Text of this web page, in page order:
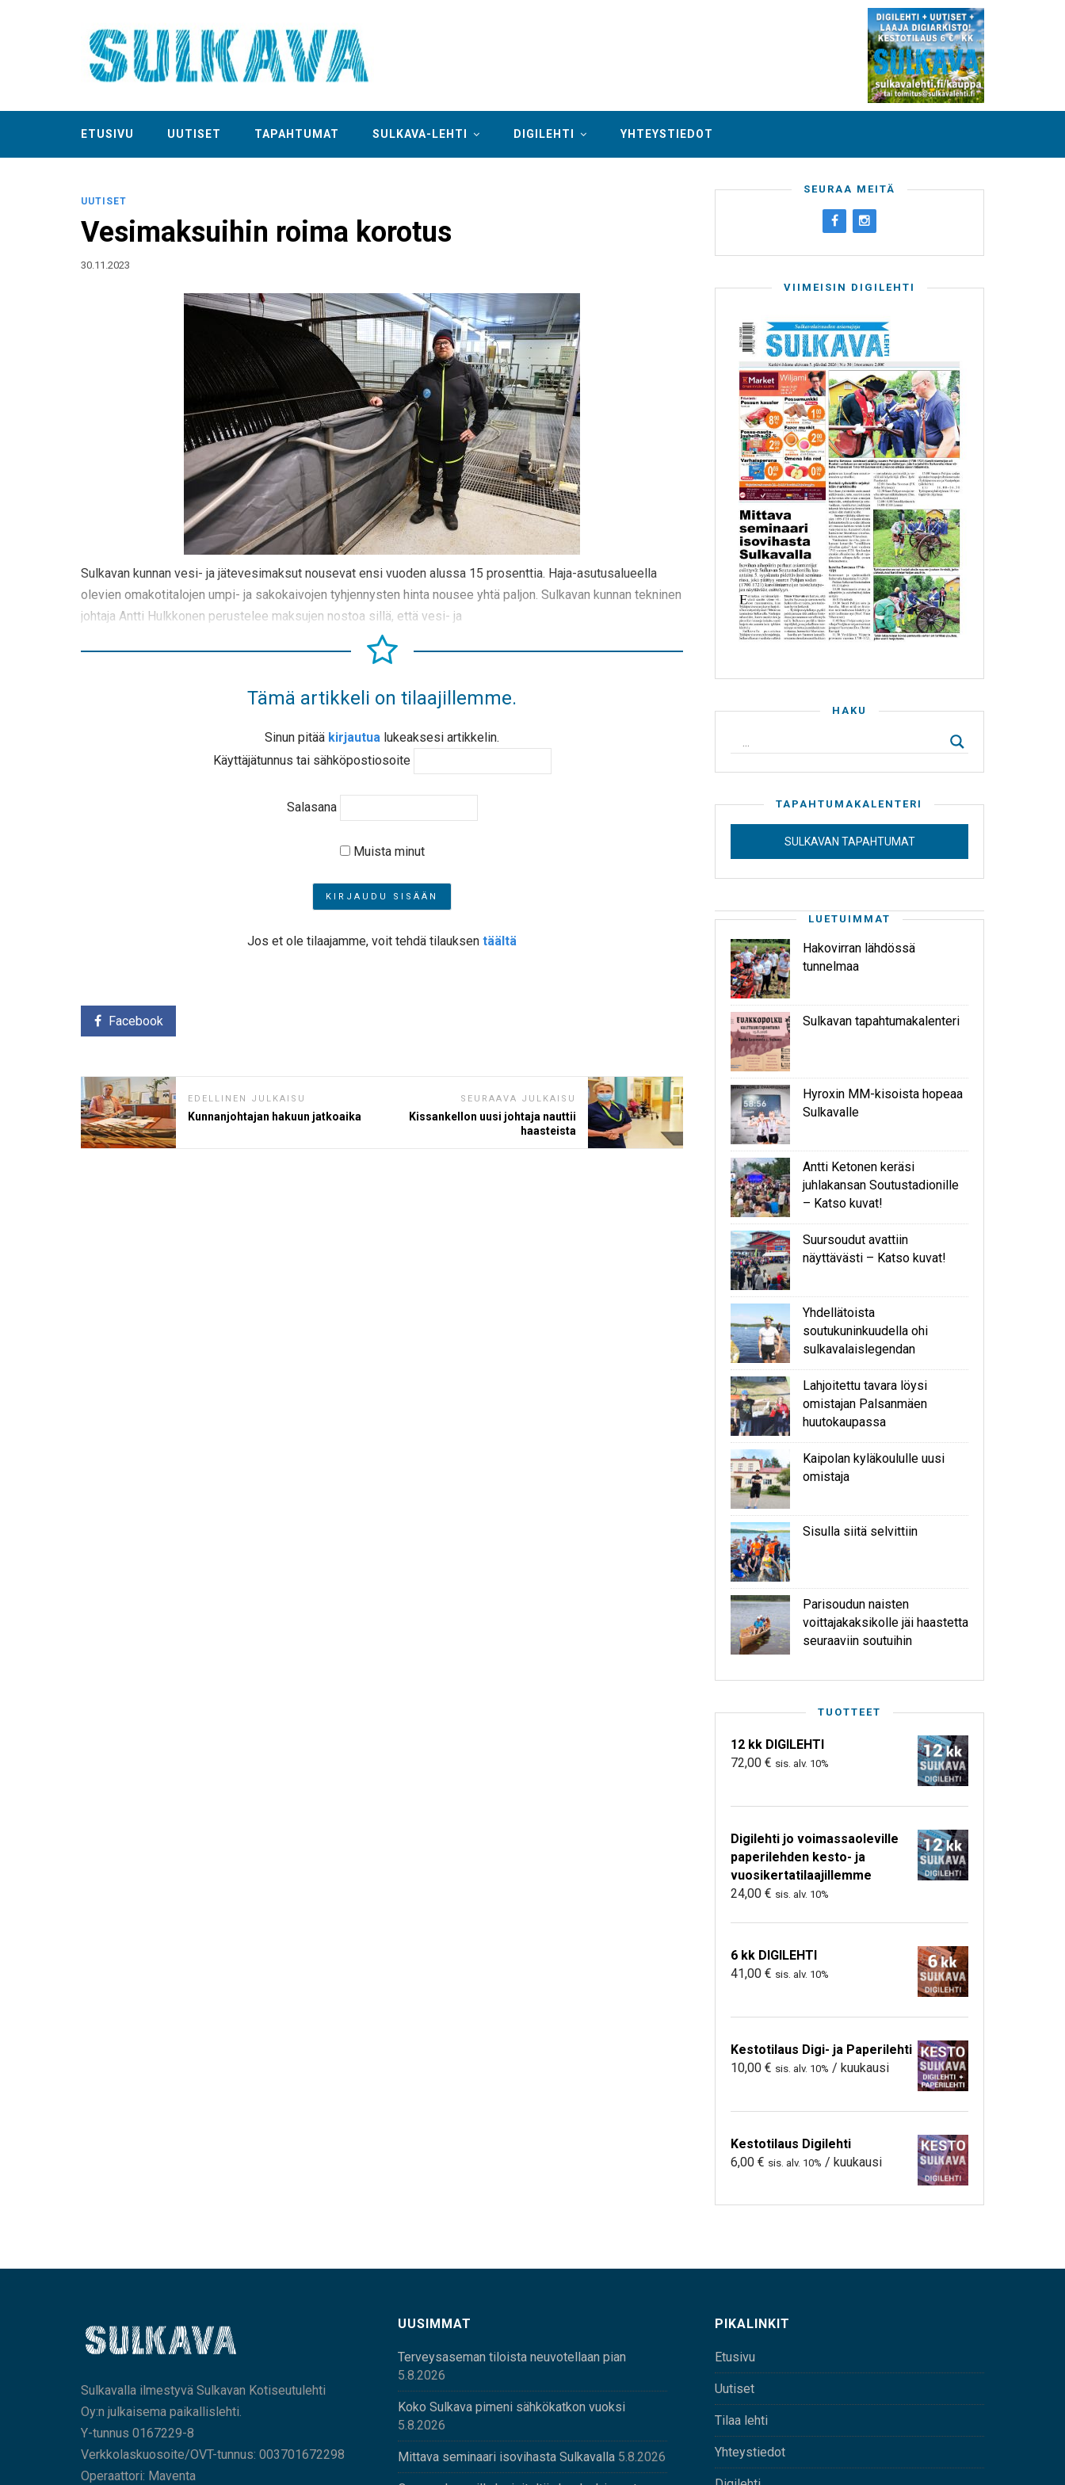
ETUSIVU UUTISET TAPAHTUMAT SULKAVA-LEHTI DIGILEHTI YHTEYSTIEDOT
UUTISET
Vesimaksuihin roima korotus
30.11.2023
Sulkavan kunnan vesi- ja jätevesimaksut nousevat ensi vuoden alussa 15 prosenttia. Haja-asutusalueella
olevien omakotitalojen umpi- ja sakokaivojen tyhjennysten hinta nousee yhtä paljon. Sulkavan kunnan tekninen
johtaja Antti Hulkkonen perustelee maksujen nostoa sillä, että vesi- ja
Tämä artikkeli on tilaajillemme.
Sinun pitää kirjautua lukeaksesi artikkelin.
Käyttäjätunnus tai sähköpostiosoite
Salasana
Muista minut
Jos et ole tilaajamme, voit tehdä tilauksen täältä
Facebook
EDELLINEN JULKAISU
Kunnanjohtajan hakuun jatkoaika
SEURAAVA JULKAISU
Kissankellon uusi johtaja nauttii
haasteista
SEURAA MEITÄ
VIIMEISIN DIGILEHTI
HAKU
TAPAHTUMAKALENTERI
SULKAVAN TAPAHTUMAT
LUETUIMMAT
Hakovirran lähdössä
tunnelmaa
Sulkavan tapahtumakalenteri
Hyroxin MM-kisoista hopeaa
Sulkavalle
Antti Ketonen keräsi
juhlakansan Soutustadionille
– Katso kuvat!
Suursoudut avattiin
näyttävästi – Katso kuvat!
Yhdellätoista
soutukuninkuudella ohi
sulkavalaislegendan
Lahjoitettu tavara löysi
omistajan Palsanmäen
huutokaupassa
Kaipolan kyläkoululle uusi
omistaja
Sisulla siitä selvittiin
Parisoudun naisten
voittajakaksikolle jäi haastetta
seuraaviin soutuihin
TUOTTEET
12 kk DIGILEHTI
72,00 € sis. alv. 10%
Digilehti jo voimassaoleville
paperilehden kesto- ja
vuosikertatilaajillemme
24,00 € sis. alv. 10%
6 kk DIGILEHTI
41,00 € sis. alv. 10%
Kestotilaus Digi- ja Paperilehti
10,00 € sis. alv. 10% / kuukausi
Kestotilaus Digilehti
6,00 € sis. alv. 10% / kuukausi
Sulkavalla ilmestyvä Sulkavan Kotiseutulehti
Oy:n julkaisema paikallislehti.
Y-tunnus 0167229-8
Verkkolaskuosoite/OVT-tunnus: 003701672298
Operaattori: Maventa
UUSIMMAT
Terveysaseman tiloista neuvotellaan pian
5.8.2026
Koko Sulkava pimeni sähkökatkon vuoksi
5.8.2026
Mittava seminaari isovihasta Sulkavalla 5.8.2026
PIKALINKIT
Etusivu
Uutiset
Tilaa lehti
Yhteystiedot